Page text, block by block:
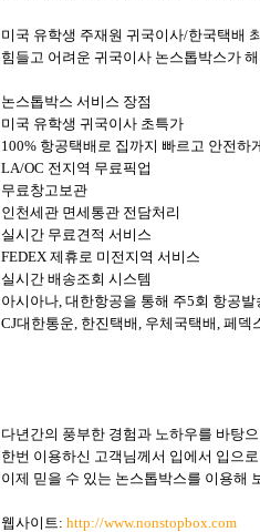
미국 유학생 주재원 귀국이사/한국택배
힘들고 어려운 귀국이사 논스톱박스가
논스톱박스 서비스 장점
미국 유학생 귀국이사 초특가
100% 항공택배로 집까지 빠르고 안전하
LA/OC 전지역 무료픽업
무료창고보관
인천세관 면세통관 전담처리
실시간 무료견적 서비스
FEDEX 제휴로 미전지역 서비스
실시간 배송조회 시스템
아시아나, 대한항공을 통해 주5회 항공발
CJ대한통운, 한진택배, 우체국택배, 페덱
다년간의 풍부한 경험과 노하우를 바탕
한번 이용하신 고객님께서 입에서 입으
이제 믿을 수 있는 논스톱박스를 이용해
웹사이트: http://www.nonstopbox.com